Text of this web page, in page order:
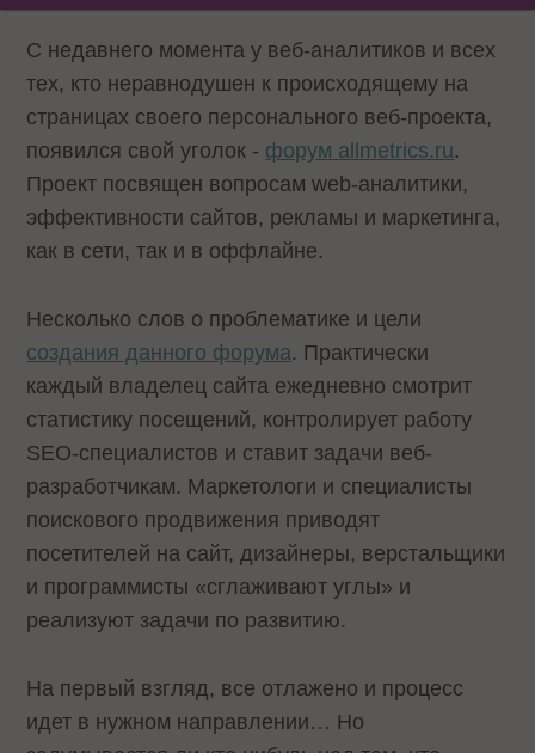
С недавнего момента у веб-аналитиков и всех
тех, кто неравнодушен к происходящему на
страницах своего персонального веб-проекта,
появился свой уголок - форум allmetrics.ru.
Проект посвящен вопросам web-аналитики,
эффективности сайтов, рекламы и маркетинга,
как в сети, так и в оффлайне.
Несколько слов о проблематике и цели
создания данного форума. Практически
каждый владелец сайта ежедневно смотрит
статистику посещений, контролирует работу
SEO-специалистов и ставит задачи веб-
разработчикам. Маркетологи и специалисты
поискового продвижения приводят
посетителей на сайт, дизайнеры, верстальщики
и программисты «сглаживают углы» и
реализуют задачи по развитию.
На первый взгляд, все отлажено и процесс
идет в нужном направлении… Но